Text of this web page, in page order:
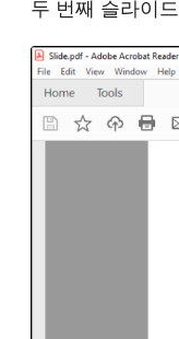
두 번째 슬라이